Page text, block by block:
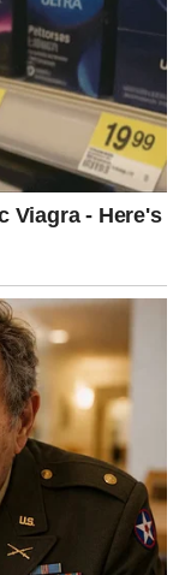
pojaviti osoba
u ljude, pokazati
život gledate
mira i
koje neće